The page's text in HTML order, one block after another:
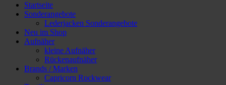
Startseite
Sonderangebote
Lederjacken Sonderangebote
Neu im Shop
Aufnäher
kleine Aufnäher
Rückenaufnäher
Brands / Marken
Capricorn Rockwear